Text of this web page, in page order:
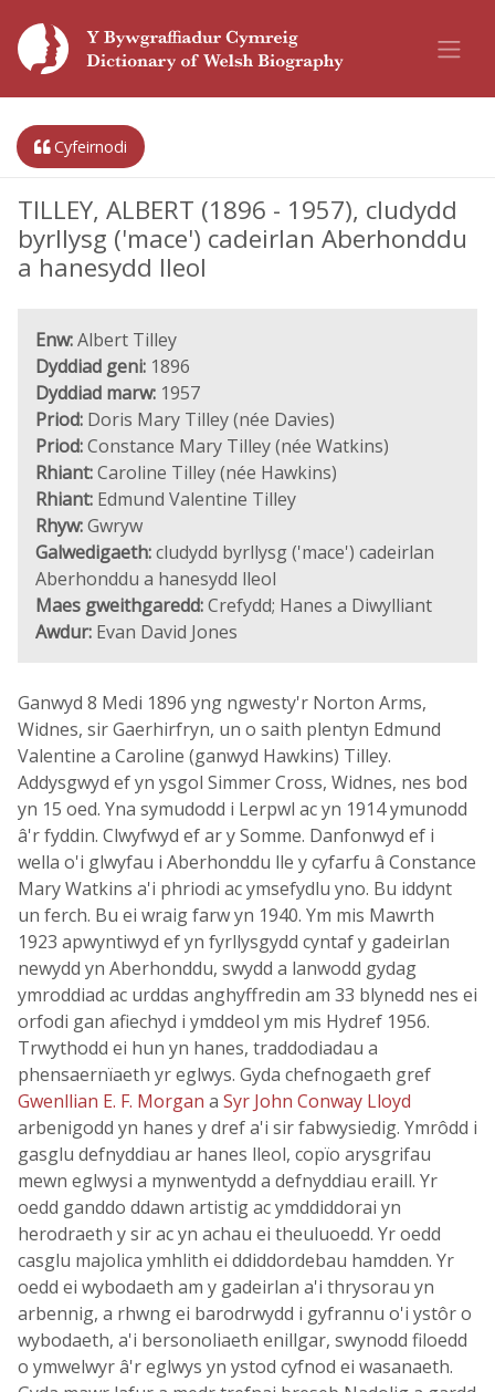
Cyfeirnodi
TILLEY, ALBERT (1896 - 1957), cludydd
byrllysg ('mace') cadeirlan Aberhonddu
a hanesydd lleol
Enw:Albert Tilley
Dyddiad geni: 1896
Dyddiad marw: 1957
Priod: Doris Mary Tilley (née Davies)
Priod:Constance Mary Tilley (née Watkins)
Rhiant:Caroline Tilley (née Hawkins)
Rhiant: Edmund Valentine Tilley
Rhyw:Gwryw
Galwedigaeth:cludydd byrllysg ('mace') cadeirlan
Aberhonddu a hanesydd lleol
Maes gweithgaredd:Crefydd; Hanes a Diwylliant
Awdur: Evan David Jones
Ganwyd 8 Medi 1896 yng ngwesty'r Norton Arms,
Widnes, sir Gaerhirfryn, un o saith plentyn Edmund
Valentine a Caroline (ganwyd Hawkins) Tilley.
Addysgwyd ef yn ysgol Simmer Cross, Widnes, nes bod
yn 15 oed. Yna symudodd i Lerpwl ac yn 1914 ymunodd
â'r fyddin. Clwyfwyd ef ar y Somme. Danfonwyd ef i
wella o'i glwyfau i Aberhonddu lle y cyfarfu â Constance
Mary Watkins a'i phriodi ac ymsefydlu yno. Bu iddynt
un ferch. Bu ei wraig farw yn 1940. Ym mis Mawrth
1923 apwyntiwyd ef yn fyrllysgydd cyntaf y gadeirlan
newydd yn Aberhonddu, swydd a lanwodd gydag
ymroddiad ac urddas anghyffredin am 33 blynedd nes ei
orfodi gan afiechyd i ymddeol ym mis Hydref 1956.
Trwythodd ei hun yn hanes, traddodiadau a
phensaernïaeth yr eglwys. Gyda chefnogaeth gref
Gwenllian E. F. Morgan a Syr John Conway Lloyd
arbenigodd yn hanes y dref a'i sir fabwysiedig. Ymrôdd i
gasglu defnyddiau ar hanes lleol, copïo arysgrifau
mewn eglwysi a mynwentydd a defnyddiau eraill. Yr
oedd ganddo ddawn artistig ac ymddiddorai yn
herodraeth y sir ac yn achau ei theuluoedd. Yr oedd
casglu majolica ymhlith ei ddiddordebau hamdden. Yr
oedd ei wybodaeth am y gadeirlan a'i thrysorau yn
arbennig, a rhwng ei barodrwydd i gyfrannu o'i ystôr o
wybodaeth, a'i bersonoliaeth enillgar, swynodd filoedd
o ymwelwyr â'r eglwys yn ystod cyfnod ei wasanaeth.